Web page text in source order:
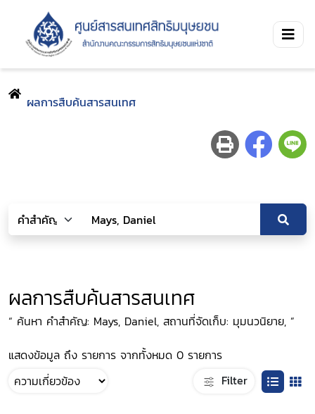
ผลการสืบค้นสารสนเทศ
ผลการสืบค้นสารสนเทศ
“ ค้นหา คำสำคัญ: Mays, Daniel, สถานที่จัดเก็บ: มุมนวนิยาย, ”
แสดงข้อมูล ถึง รายการ จากทั้งหมด 0 รายการ
Filter